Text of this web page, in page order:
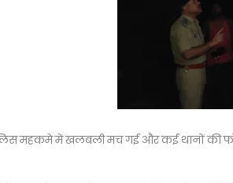
महकमे में खलबली मच गई और कई थानों की फोर्स